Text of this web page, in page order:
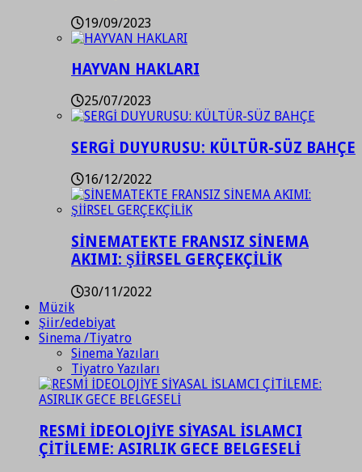
19/09/2023
HAYVAN HAKLARI
25/07/2023
SERGİ DUYURUSU: KÜLTÜR-SÜZ BAHÇE
16/12/2022
SİNEMATEKTE FRANSIZ SİNEMA
AKIMI: ŞİİRSEL GERÇEKÇİLİK
30/11/2022
Müzik
Şiir/edebiyat
Sinema /Tiyatro
Sinema Yazıları
Tiyatro Yazıları
RESMİ İDEOLOJİYE SİYASAL İSLAMCI
ÇİTİLEME: ASIRLIK GECE BELGESELİ